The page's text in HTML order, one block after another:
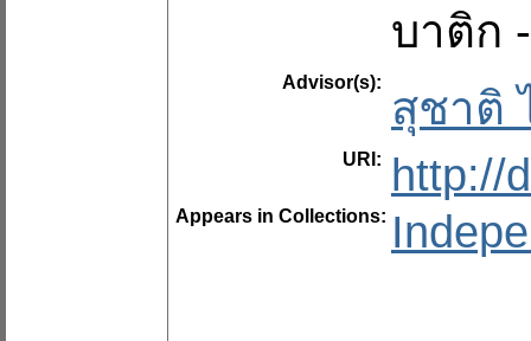
บาติก
Advisor(s):
สุชาติ
URI: http://
Appears in Collections: